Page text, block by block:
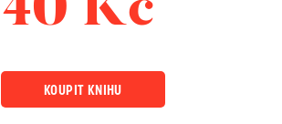
KOUPIT KNIHU